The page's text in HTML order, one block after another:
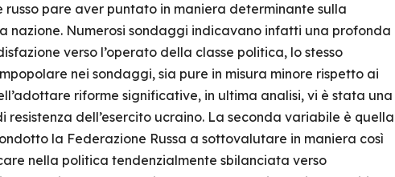
pare aver puntato in maniera determinante sulla
Numerosi sondaggi indicavano infatti una profonda
verso l’operato della classe politica, lo stesso
nei sondaggi, sia pure in misura minore rispetto ai
riforme significative, in ultima analisi, vi è stata una
dell’esercito ucraino. La seconda variabile è quella
la Federazione Russa a sottovalutare in maniera così
nella politica tendenzialmente sbilanciata verso